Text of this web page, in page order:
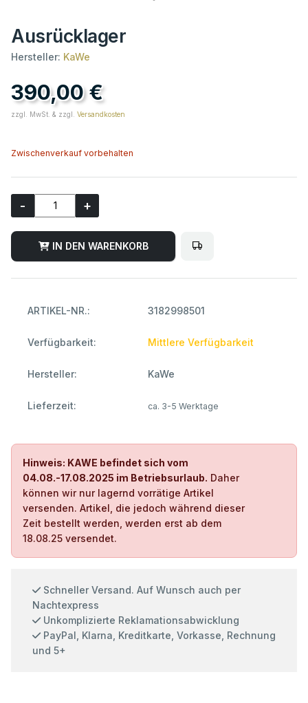
Ausrücklager
Hersteller: KaWe
390,00 €
zzgl. MwSt. & zzgl. Versandkosten
Zwischenverkauf vorbehalten
- +
IN DEN WARENKORB
ARTIKEL-NR.: 3182998501
Verfügbarkeit: Mittlere Verfügbarkeit
Hersteller: KaWe
Lieferzeit: ca. 3-5 Werktage
Hinweis: KAWE befindet sich vom
04.08.-17.08.2025 im Betriebsurlaub. Daher
können wir nur lagernd vorrätige Artikel
versenden. Artikel, die jedoch während dieser
Zeit bestellt werden, werden erst ab dem
18.08.25 versendet.
Schneller Versand. Auf Wunsch auch per
Nachtexpress
Unkomplizierte Reklamationsabwicklung
PayPal, Klarna, Kreditkarte, Vorkasse, Rechnung
und 5+